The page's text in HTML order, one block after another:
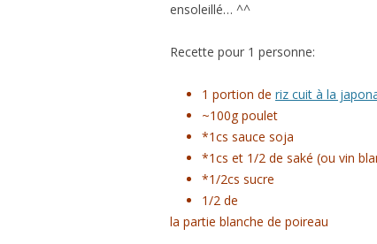
ensoleillé… ^^
Recette pour 1 personne:
1 portion de riz cuit à la
~100g poulet
*1cs sauce soja
*1cs et 1/2 de saké (ou vin
*1/2cs sucre
1/2 de
la partie blanche de poireau